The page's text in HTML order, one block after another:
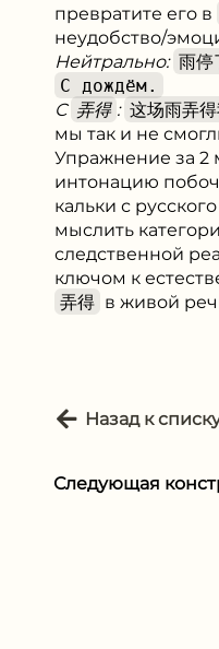
превратите его в
неудобство/
Нейтрально: 雨停
С дождём.
С 弄得 : 这场雨弄得
мы так и не
Упражнение за 2
интонацию
кальки с
мыслить
следственной
ключом к
弄得 в живой
Назад к
Следующая